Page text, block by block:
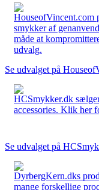
HouseofVincent.com
smykker af
måde at
udvalg.
Se udvalget på
HCSmykker.dk
accessories. Klik her
Se udvalget på
DyrbergKern.dks
mange forskellige